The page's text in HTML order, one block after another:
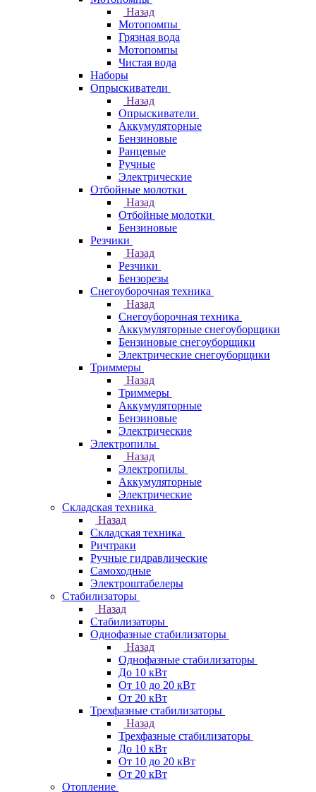
Назад
Мотопомпы
Грязная вода
Мотопомпы
Чистая вода
Наборы
Опрыскиватели
Назад
Опрыскиватели
Аккумуляторные
Бензиновые
Ранцевые
Ручные
Электрические
Отбойные молотки
Назад
Отбойные молотки
Бензиновые
Резчики
Назад
Резчики
Бензорезы
Снегоуборочная техника
Назад
Снегоуборочная техника
Аккумуляторные снегоуборщики
Бензиновые снегоуборщики
Электрические снегоуборщики
Триммеры
Назад
Триммеры
Аккумуляторные
Бензиновые
Электрические
Электропилы
Назад
Электропилы
Аккумуляторные
Электрические
Складская техника
Назад
Складская техника
Ричтраки
Ручные гидравлические
Самоходные
Электроштабелеры
Стабилизаторы
Назад
Стабилизаторы
Однофазные стабилизаторы
Назад
Однофазные стабилизаторы
До 10 кВт
От 10 до 20 кВт
От 20 кВт
Трехфазные стабилизаторы
Назад
Трехфазные стабилизаторы
До 10 кВт
От 10 до 20 кВт
От 20 кВт
Отопление